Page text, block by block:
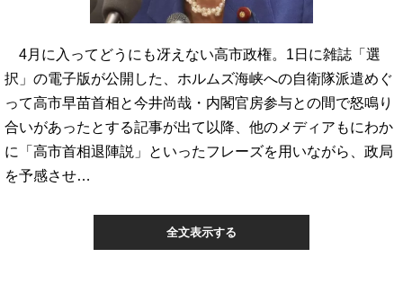
4月に入ってどうにも冴えない高市政権。1日に雑誌「選
択」の電子版が公開した、ホルムズ海峡への自衛隊派遣めぐ
って高市早苗首相と今井尚哉・内閣官房参与との間で怒鳴り
合いがあったとする記事が出て以降、他のメディアもにわか
に「高市首相退陣説」といったフレーズを用いながら、政局
を予感させ…
全文表示する